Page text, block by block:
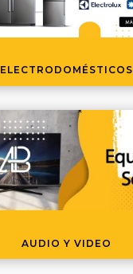
ELECTRODOMÉSTICOS
AUDIO Y VIDEO